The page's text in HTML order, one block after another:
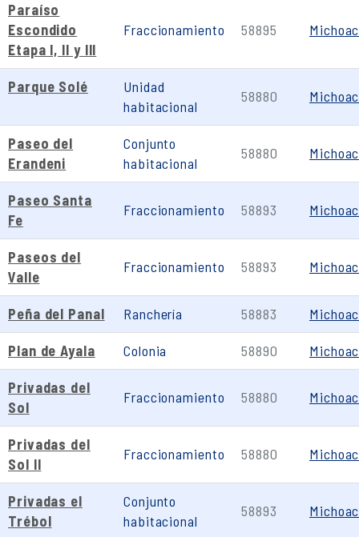
Paraíso
Escondido
Etapa I, II y III
Fraccionamiento 58895
Parque Solé
Unidad
habitacional
58880
Paseo del
Erandeni
Conjunto
habitacional
58880
Paseo Santa
Fe
Fraccionamiento 58893
Paseos del
Valle
Fraccionamiento 58893
Peña del Panal Ranchería 58883
Plan de Ayala Colonia 58890
Privadas del
Sol
Fraccionamiento 58880
Privadas del
Sol II
Fraccionamiento 58880
Privadas el
Trébol
Conjunto
habitacional
58893